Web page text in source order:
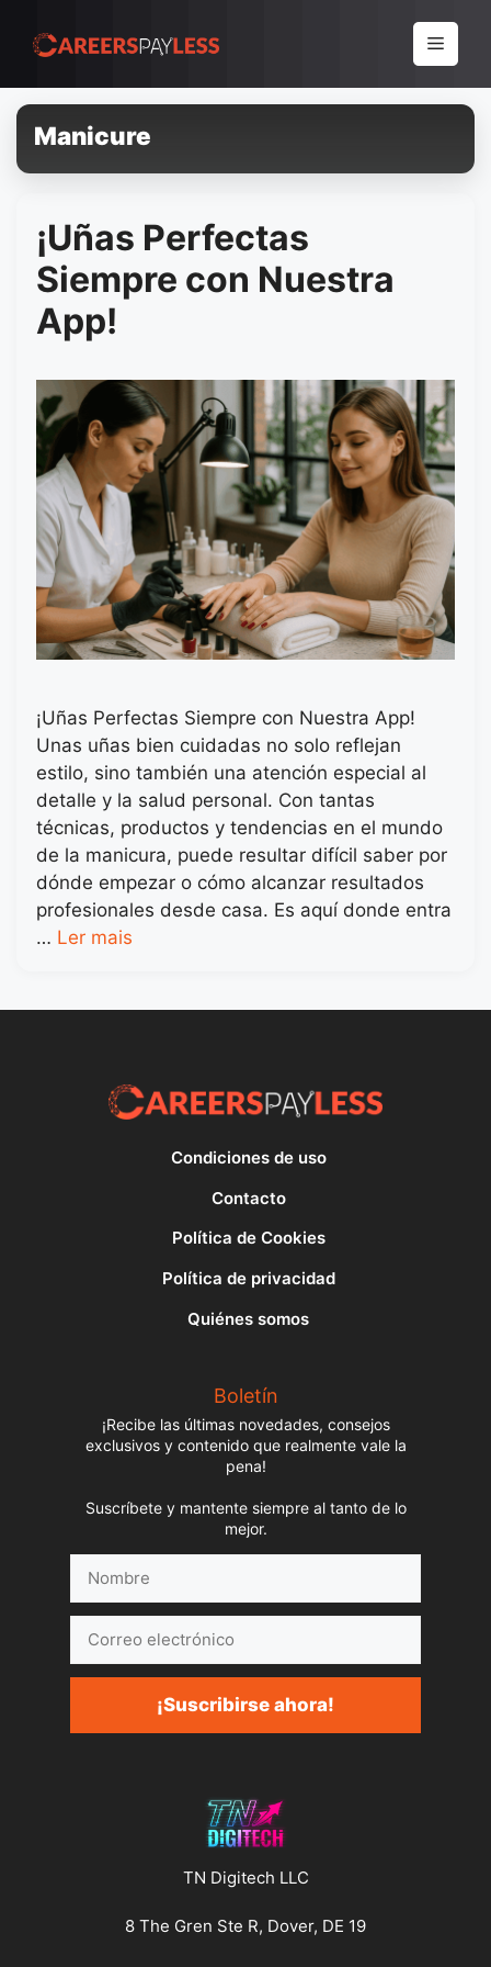
para
conteúdo
Menu
Manicure
¡Uñas Perfectas
Siempre con Nuestra
App!
¡Uñas Perfectas Siempre con Nuestra App!
Unas uñas bien cuidadas no solo reflejan
estilo, sino también una atención especial al
detalle y la salud personal. Con tantas
técnicas, productos y tendencias en el mundo
de la manicura, puede resultar difícil saber por
dónde empezar o cómo alcanzar resultados
profesionales desde casa. Es aquí donde entra
… Ler mais
Condiciones de uso
Contacto
Política de Cookies
Política de privacidad
Quiénes somos
Boletín
¡Recibe las últimas novedades, consejos
exclusivos y contenido que realmente vale la
pena!
Suscríbete y mantente siempre al tanto de lo
mejor.
electrónico
¡Suscribirse ahora!
TN Digitech LLC
8 The Gren Ste R, Dover, DE 19